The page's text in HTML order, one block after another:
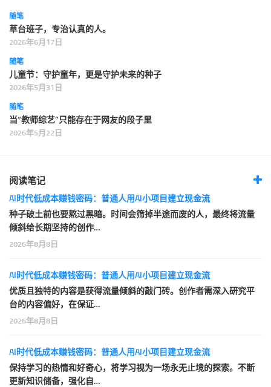
随笔
草台班子，专治认真的人。
2026年6月17日
随笔
儿童节：守护童年，更是守护未来的种子
2026年5月31日
随笔
当“教师综艺”只能存在于网友的段子里
2026年5月22日
阅读笔记
AI时代低成本赚钱密码：普通人用AI小项目建立现金流
种子破土前也要熬过黑暗。时间会筛掉半途而废的人，最终将流量
倾斜给长期坚持的创作…
2026年8月8日
AI时代低成本赚钱密码：普通人用AI小项目建立现金流
优质且独特的内容是获得流量倾斜的敲门砖。创作者需深入研究平
台的内容偏好，在保证…
2026年8月8日
AI时代低成本赚钱密码：普通人用AI小项目建立现金流
保持学习的热情和好奇心，将学习视为一场永无止境的探索。不断
更新知识储备，强化自…